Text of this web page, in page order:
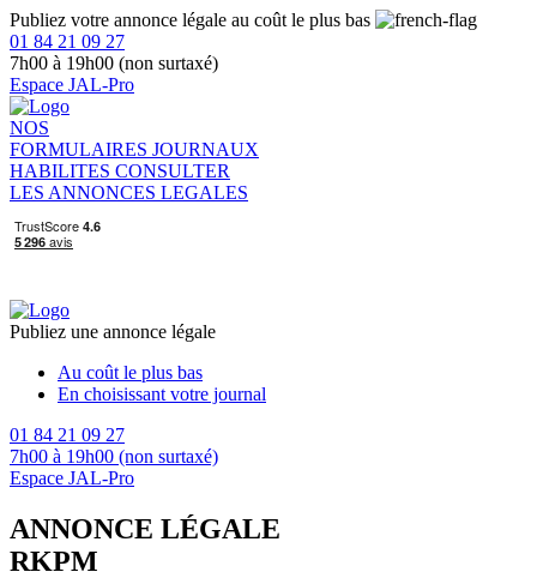
Publiez votre annonce légale au coût le plus bas
01 84 21 09 27
7h00 à 19h00 (non surtaxé)
Espace JAL-Pro
NOS
FORMULAIRES JOURNAUX
HABILITES CONSULTER
LES ANNONCES LEGALES
Publiez une annonce légale
Au coût le plus bas
En choisissant votre journal
01 84 21 09 27
7h00 à 19h00 (non surtaxé)
Espace JAL-Pro
ANNONCE LÉGALE
RKPM